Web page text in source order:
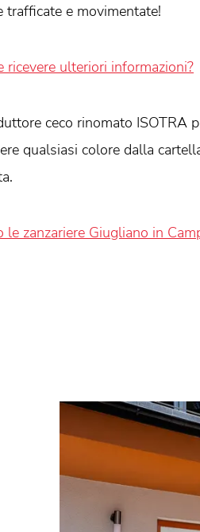
trafficate e movimentate!
ricevere ulteriori informazioni?
ceco rinomato ISOTRA
qualsiasi colore dalla
le zanzariere Giugliano in